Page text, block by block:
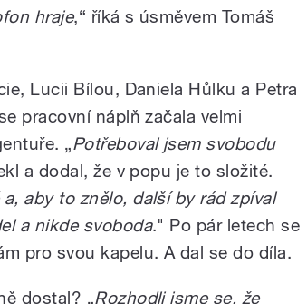
hraje,“ říká s úsměvem Tomáš
Lucii Bílou, Daniela Hůlku a Petra
pracovní náplň začala velmi
„Potřeboval jsem svobodu
a dodal, že v popu je to složité.
aby to znělo, další by rád zpíval
a nikde svoboda." Po pár letech se
pro svou kapelu. A dal se do díla.
dostal? „Rozhodli jsme se, že